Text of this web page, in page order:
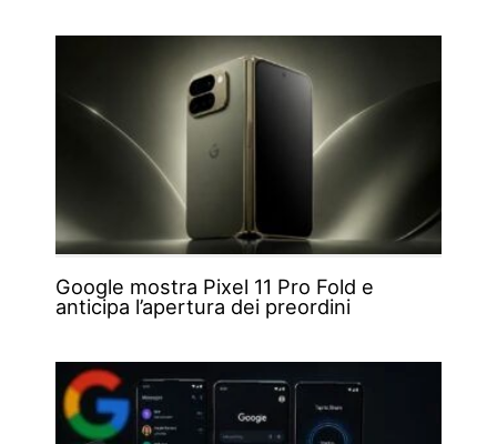
Google mostra Pixel 11 Pro Fold e
anticipa l’apertura dei preordini